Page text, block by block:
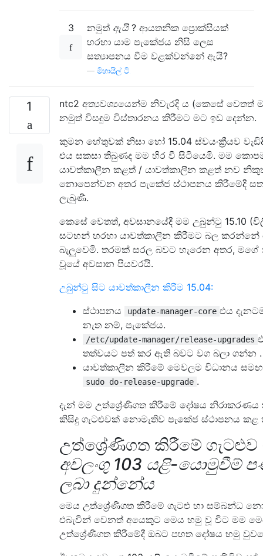
3 නමුත් ඇයි? ආයතනික ප්‍රොක්සියක්
හරහා යාම පැකේජය නිසි ලෙස
සත්‍යාපනය වීම වළක්වන්නේ ඇයි?
මිහායිල් ටී.
1
ntc2 අත්‍යවශ්‍යයෙන්ම නිවැරදි ය (කෙසේ වෙතත්
නමුත් විසඳුම විස්තාරනය කිරීමට මට ඉඩ දෙන්න.
කුමන හේතුවක් නිසා හෝ 15.04 ස්වයංක්‍රීයව
එය සකසා තිබුණද මම හිර වී සිටියෙමි. මම
යාවත්කාලීන කළත් / යාවත්කාලීන කළත් නව
නොපෙන්වන අතර පැකේජ ස්ථාපනය කිරීමේදී
ලැබුණි.
කෙසේ වෙතත්, අවසානයේදී මම උබුන්ටු 15.10
සටහන් හරහා යාවත්කාලීන කිරීමට බල කරන්නේ
බැලුවෙමි. තරමක් සරල බවට හැරෙන අතර, මගේ
වූයේ අවසාන පියවරයි.
උබුන්ටු සිට යාවත්කාලීන කිරීම 15.04:
ස්ථාපනය
update-manager-core එය
නැත නම්, පැකේජය.
/etc/update-manager/release-upgrades
තත්වයට පත් කර ඇති බවට වග බලා ගන්න .
යාවත්කාලීන කිරීමේ මෙවලම විධානය
sudo do-release-upgrade .
දැන් මම උත්ශ්‍රේණිගත කිරීමේ දෝෂය
කිසිදු ගැටළුවක් නොමැතිව පැකේජ ස්ථාපනය කළ
උත්ශ්‍රේණිගත කිරීමේ
අවලංගු 103 යළි-යොමුවීම්
ලබා දුන්නේය
මෙය උත්ශ්‍රේණිගත කිරීමේ ගැටළු හා සම්බන්ධ
එබැවින් වෙනත් අයෙකුට මෙය හමු වූ විට මම
උත්ශ්‍රේණිගත කිරීමේදී ඔබට පහත දෝෂය හමු